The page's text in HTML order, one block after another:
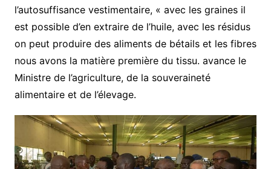
l’autosuffisance vestimentaire, « avec les graines il
est possible d’en extraire de l’huile, avec les résidus
on peut produire des aliments de bétails et les fibres
nous avons la matière première du tissu. avance le
Ministre de l’agriculture, de la souveraineté
alimentaire et de l’élevage.